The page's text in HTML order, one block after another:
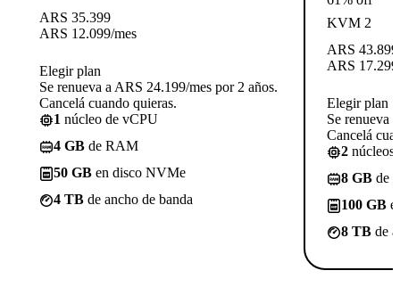
ARS 35.399
ARS 12.099/mes
Elegir plan
Se renueva a ARS 24.199/mes por 2 años.
Cancelá cuando quieras.
1 núcleo de vCPU
4 GB de RAM
50 GB en disco NVMe
4 TB de ancho de banda
KVM 2
ARS 43.899
ARS 17.299
Elegir plan
Se renueva
Cancelá
2 núcleos
8 GB de
100 GB
8 TB de